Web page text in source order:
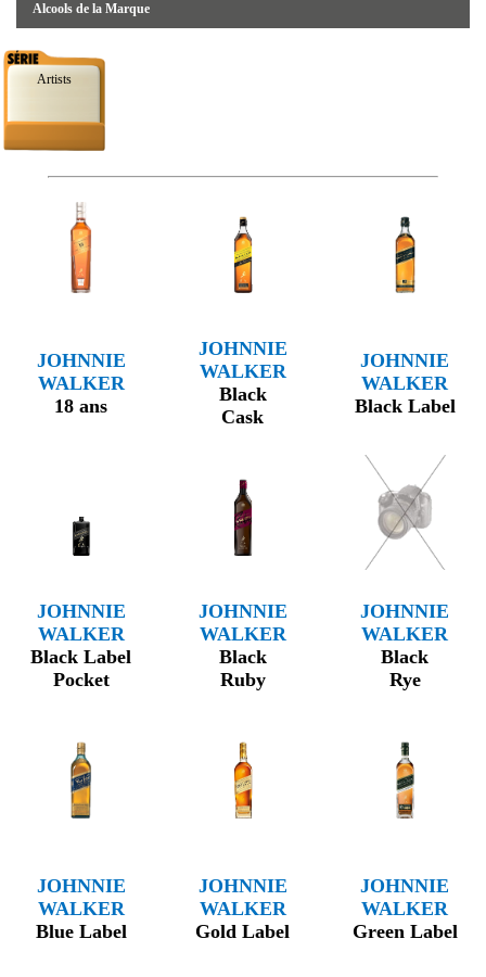
Alcools de la Marque
Artists
JOHNNIE
WALKER
18 ans
JOHNNIE
WALKER
Black
Cask
JOHNNIE
WALKER
Black Label
JOHNNIE
WALKER
Black Label
Pocket
JOHNNIE
WALKER
Black
Ruby
JOHNNIE
WALKER
Black
Rye
JOHNNIE
WALKER
Blue Label
JOHNNIE
WALKER
Gold Label
JOHNNIE
WALKER
Green Label